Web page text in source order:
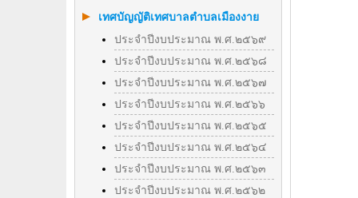
เทศบัญญัติเทศบาลตำบลเมืองงาย
ประจำปีงบประมาณ พ.ศ.๒๕๖๙
ประจำปีงบประมาณ พ.ศ.๒๕๖๘
ประจำปีงบประมาณ พ.ศ.๒๕๖๗
ประจำปีงบประมาณ พ.ศ.๒๕๖๖
ประจำปีงบประมาณ พ.ศ.๒๕๖๕
ประจำปีงบประมาณ พ.ศ.๒๕๖๔
ประจำปีงบประมาณ พ.ศ.๒๕๖๓
ประจำปีงบประมาณ พ.ศ.๒๕๖๒